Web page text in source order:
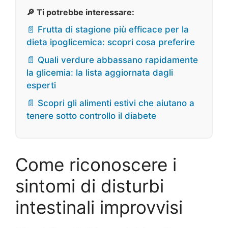
🔎 Ti potrebbe interessare:
📄 Frutta di stagione più efficace per la
dieta ipoglicemica: scopri cosa preferire
📄 Quali verdure abbassano rapidamente
la glicemia: la lista aggiornata dagli
esperti
📄 Scopri gli alimenti estivi che aiutano a
tenere sotto controllo il diabete
Come riconoscere i
sintomi di disturbi
intestinali improvvisi